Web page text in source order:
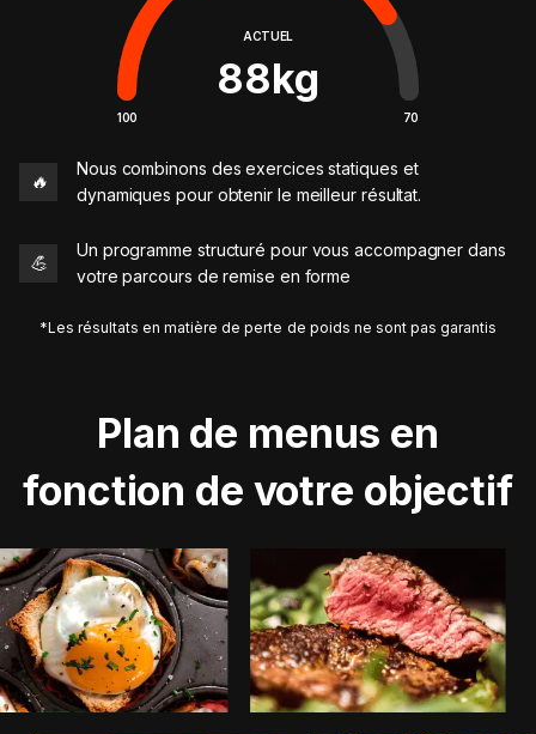
ACTUEL
88kg
100 70
🔥
Nous combinons des exercices statiques et
dynamiques pour obtenir le meilleur résultat.
💪
Un programme structuré pour vous accompagner dans
votre parcours de remise en forme
*Les résultats en matière de perte de poids ne sont pas garantis
Plan de menus en
fonction de votre objectif